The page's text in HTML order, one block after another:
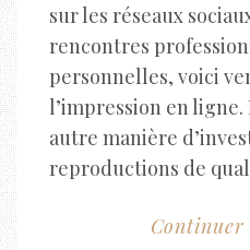
sur les réseaux
rencontres
personnelles, voici
l’impression en ligne.
autre manière
reproductions de